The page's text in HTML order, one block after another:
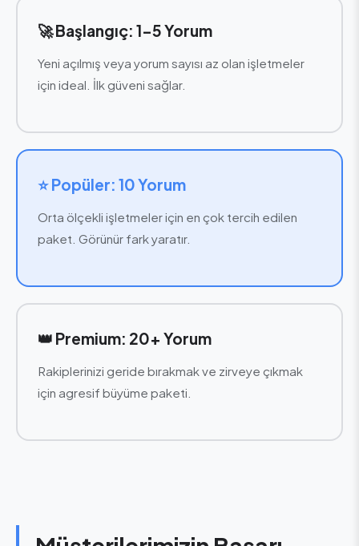
🚀 Başlangıç: 1-5 Yorum
Yeni açılmış veya yorum sayısı az olan işletmeler
için ideal. İlk güveni sağlar.
⭐ Popüler: 10 Yorum
Orta ölçekli işletmeler için en çok tercih edilen
paket. Görünür fark yaratır.
👑 Premium: 20+ Yorum
Rakiplerinizi geride bırakmak ve zirveye çıkmak
için agresif büyüme paketi.